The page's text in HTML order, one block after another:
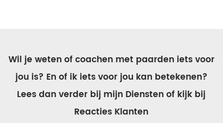
Wil je weten of coachen met paarden iets voor
jou is? En of ik iets voor jou kan betekenen?
Lees dan verder bij mijn Diensten of kijk bij
Reacties Klanten